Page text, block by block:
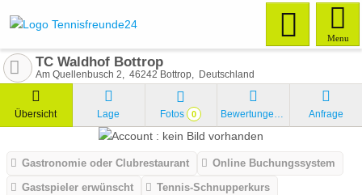
Menu
TC Waldhof Bottrop
Am Quellenbusch 2 46242 Bottrop Deutschland
Übersicht Lage Fotos 0 Bewertungen Anfrage
Gastronomie oder Clubrestaurant
Online Buchungssystem
Gastspieler erwünscht
Tennis-Schnupperkurs